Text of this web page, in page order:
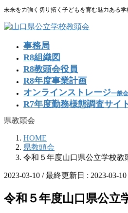
コ
ン
テ
ナ
ビ
ゲ
未来を力強く切り拓く子どもを育む魅力ある学
事務局
R8組織図
R8教頭会役員
R8年度事業計画
オンラインストレージ一般
R7年度勤務様態調査サイ
県教頭会
HOME
県教頭会
令和５年度山口県公立学校
2023-03-10 / 最終更新日 : 2023-03-10
令和５年度山口県公